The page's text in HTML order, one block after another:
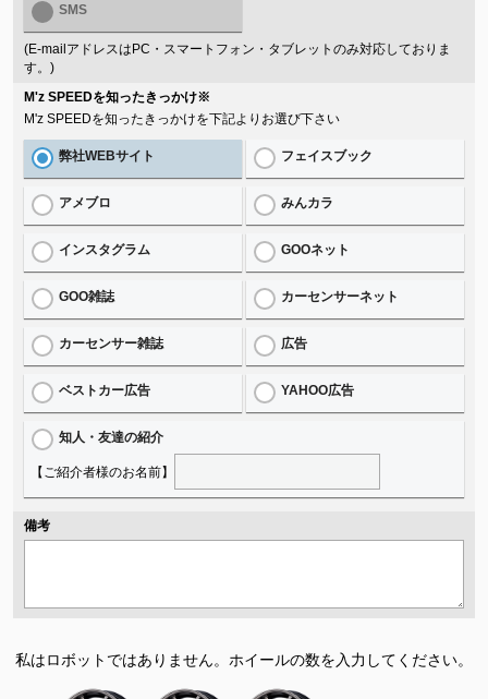
SMS
(E-mailアドレスはPC・スマートフォン・タブレットのみ対応しておりま
す。)
M'z SPEEDを知ったきっかけ※
M'z SPEEDを知ったきっかけを下記よりお選び下さい
弊社WEBサイト フェイスブック
アメブロ みんカラ
インスタグラム GOOネット
GOO雑誌 カーセンサーネット
カーセンサー雑誌 広告
ベストカー広告 YAHOO広告
知人・友達の紹介
【ご紹介者様のお名前】
備考
私はロボットではありません。 ホイールの数を入力してください。